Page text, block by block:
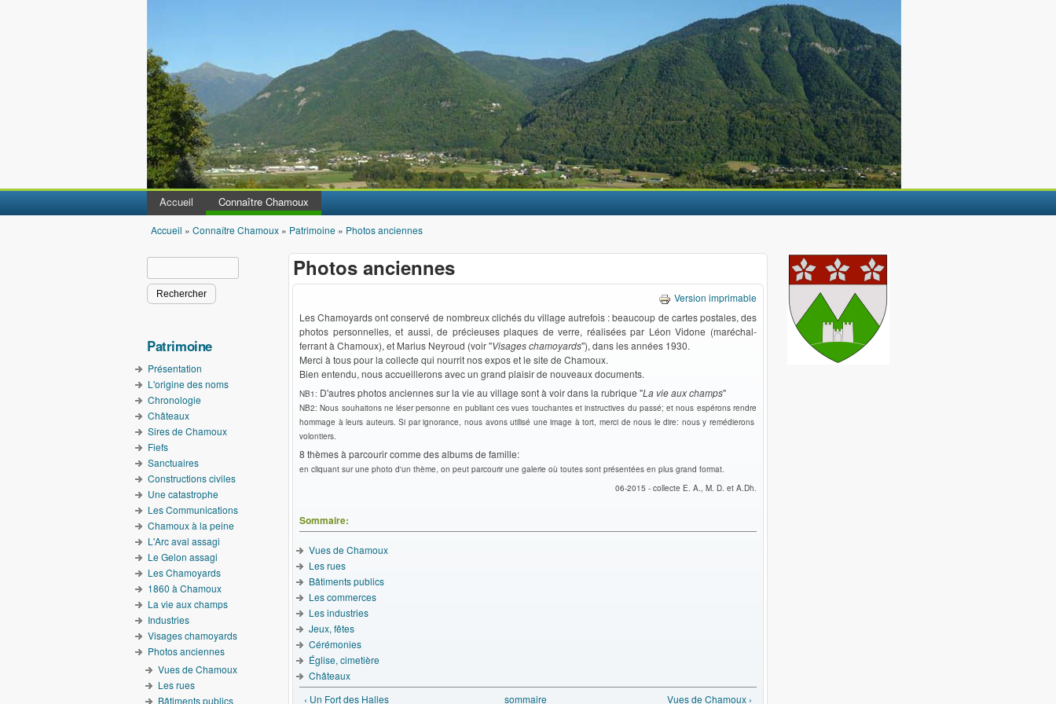
Accueil Connaître Chamoux
Vous êtes ici
Accueil » Connaître Chamoux » Patrimoine » Photos anciennes
Photos anciennes
Version imprimable
Les Chamoyards ont conservé de nombreux clichés du village autrefois : beaucoup de cartes postales, des
photos personnelles, et aussi, de précieuses plaques de verre, réalisées par Léon Vidone (maréchal-
ferrant à Chamoux), et Marius Neyroud (voir "Visages chamoyards"), dans les années 1930.
Merci à tous pour la collecte qui nourrit nos expos et le site de Chamoux.
Bien entendu, nous accueillerons avec un grand plaisir de nouveaux documents.
NB1: D'autres photos anciennes sur la vie au village sont à voir dans la rubrique "La vie aux champs"
NB2: Nous souhaitons ne léser personne en publiant ces vues touchantes et instructives du passé; et nous espérons rendre
hommage à leurs auteurs. Si par ignorance, nous avons utilisé une image à tort, merci de nous le dire: nous y remédierons
volontiers.
8 thèmes à parcourir comme des albums de famille:
en cliquant sur une photo d'un thème, on peut parcourir une galerie où toutes sont présentées en plus grand format.
06-2015 - collecte E. A., M. D. et A.Dh.
Sommaire:
Vues de Chamoux
Les rues
Bâtiments publics
Les commerces
Les industries
Jeux, fêtes
Cérémonies
Église, cimetière
Châteaux
‹ Un Fort des Halles
sommaire Vues de Chamoux ›
Formulaire de recherche
Patrimoine
Présentation
L'origine des noms
Chronologie
Châteaux
Sires de Chamoux
Fiefs
Sanctuaires
Constructions civiles
Une catastrophe
Les Communications
Chamoux à la peine
L'Arc aval assagi
Le Gelon assagi
Les Chamoyards
1860 à Chamoux
La vie aux champs
Industries
Visages chamoyards
Photos anciennes
Vues de Chamoux
Les rues
Bâtiments publics